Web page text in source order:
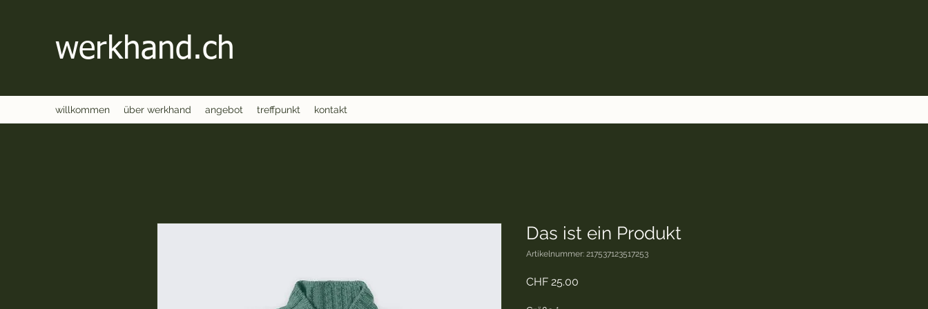
werkhand.ch
willkommen über werkhand angebot treffpunkt kontakt
Das ist ein Produkt
Artikelnummer: 217537123517253
CHF 25.00